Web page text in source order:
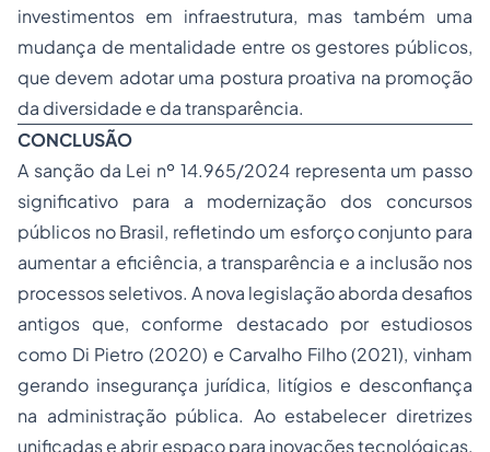
investimentos em infraestrutura, mas também uma
mudança de mentalidade entre os gestores públicos,
que devem adotar uma postura proativa na promoção
da diversidade e da transparência.
CONCLUSÃO
A sanção da Lei nº 14.965/2024 representa um passo
significativo para a modernização dos concursos
públicos no Brasil, refletindo um esforço conjunto para
aumentar a eficiência, a transparência e a inclusão nos
processos seletivos. A nova legislação aborda desafios
antigos que, conforme destacado por estudiosos
como Di Pietro (2020) e Carvalho Filho (2021), vinham
gerando insegurança jurídica, litígios e desconfiança
na administração pública. Ao estabelecer diretrizes
unificadas e abrir espaço para inovações tecnológicas,